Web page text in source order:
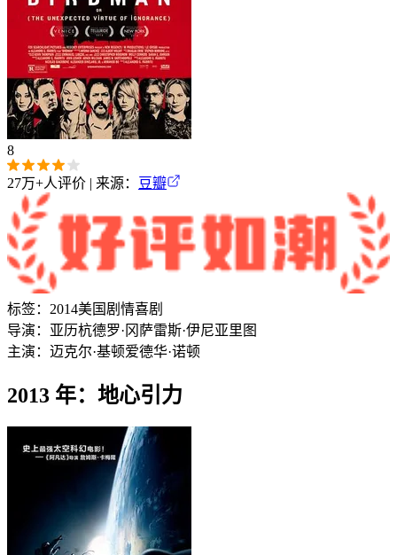
8
27万+人评价 | 来源： 豆瓣
标签： 2014美国 剧情喜剧
导演： 亚历杭德罗·冈萨雷斯·伊尼亚里图
主演： 迈克尔·基顿爱德华·诺顿
2013 年：地心引力